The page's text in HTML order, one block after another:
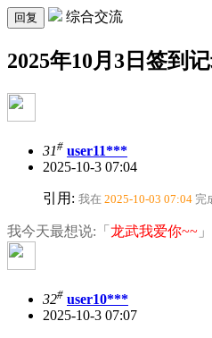
回复 综合交流
2025年10月3日签到
31# user11***
2025-10-3 07:04
引用: 我在 2025-10-03 07:04 完
我今天最想说:「 龙武我爱你~~
32# user10***
2025-10-3 07:07